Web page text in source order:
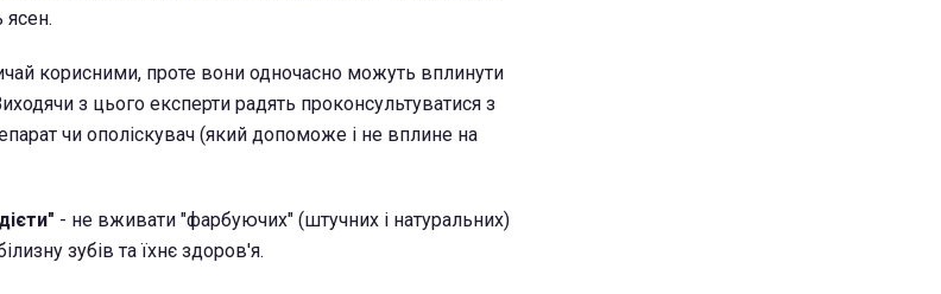
ясен.
корисними, проте вони одночасно можуть вплинути
з цього експерти радять проконсультуватися з
чи ополіскувач (який допоможе і не вплине на
- не вживати "фарбуючих" (штучних і натуральних)
зубів та їхнє здоров'я.